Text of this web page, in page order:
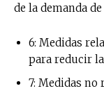
de la demanda de
6: Medidas
para reducir
7: Medidas no